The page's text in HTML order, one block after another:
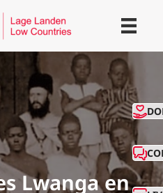
Lwanga en